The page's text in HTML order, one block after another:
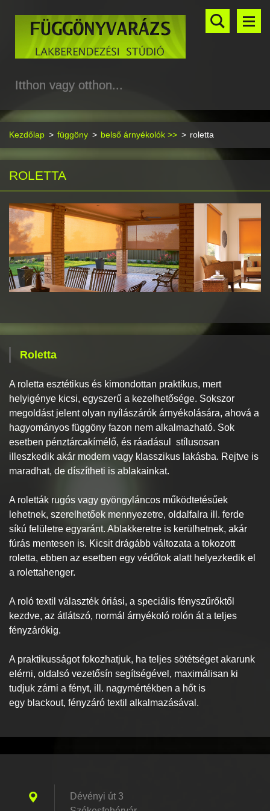
Itthon vagy otthon...
Kezdőlap > függöny > belső árnyékolók >> > roletta
ROLETTA
Roletta
A roletta esztétikus és kimondottan praktikus, mert
helyigénye kicsi, egyszerű a kezelhetősége. Sokszor
megoldást jelent olyan nyílászárók árnyékolására, ahová a
hagyományos függöny fazon nem alkalmazható. Sok
esetben pénztárcakímélő, és ráadásul stílusosan
illeszkedik akár modern vagy klasszikus lakásba. Rejtve is
maradhat, de díszítheti is ablakainkat.
A roletták rugós vagy gyöngyláncos működtetésűek
lehetnek, szerelhetőek mennyezetre, oldalfalra ill. ferde
síkú felületre egyaránt. Ablakkeretre is kerülhetnek, akár
fúrás mentesen is. Kicsit drágább változata a tokozott
roletta, ebben az esetben egy védőtok alatt helyezkedik el
a rolettahenger.
A roló textil választék óriási, a speciális fényszűrőktől
kezdve, az átlátszó, normál árnyékoló rolón át a teljes
fényzárókig.
A praktikusságot fokozhatjuk, ha teljes sötétséget akarunk
elérni, oldalsó vezetősín segítségével, maximálisan ki
tudjuk zárni a fényt, ill. nagymértékben a hőt is
egy blackout, fényzáró textil alkalmazásával.
Dévényi út 3